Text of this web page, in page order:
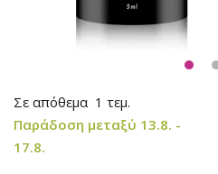
Σε απόθεμα 1 τεμ.
Παράδοση μεταξύ 13.8. -
17.8.